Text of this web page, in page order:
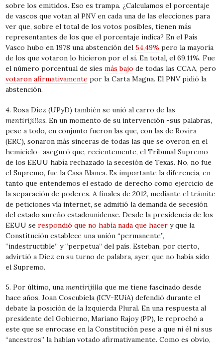
sobre los emitidos. Eso es trampa. ¿Calculamos el porcentaje
de vascos que votan al PNV en cada una de las elecciones para
ver que, sobre el total de los votos posibles, tienen más
representantes de los que el porcentaje indica? En el País
Vasco hubo en 1978 una abstención del 54,49% pero la mayoría
de los que votaron lo hicieron por el sí. En total, el 69,11%. Fue
el número porcentual de síesmás bajo de todas las CCAA, pero
votaron afirmativamente por la Carta Magna. El PNV pidió la
abstención.
4. Rosa Díez (UPyD) también se unió al carro de las
mentirijillas. En un momento de su intervención -sus palabras,
pese a todo, en conjunto fueron las que, con las de Rovira
(ERC), sonaron más sinceras de todas las que se oyeron en el
hemiciclo- aseguró que, recientemente, el Tribunal Supremo
de los EEUU había rechazado la secesión de Texas. No, no fue
el Supremo, fue la Casa Blanca. Es importante la diferencia, en
tanto que entendemos el estado de derecho como ejercicio de
la separación de poderes. A finales de 2012, mediante el trámite
de peticiones vía internet, se admitió la demanda de secesión
del estado sureño estadounidense. Desde la presidencia de los
EEUU serespondió que no había nada que hacer y que la
Constitución establece una unión “permanente”,
“indestructible” y “perpetua” del país. Esteban, por cierto,
advirtió a Díez en su turno de palabra, ayer, que no había sido
el Supremo.
5. Por último, unamentirijilla que me tiene fascinado desde
hace años. Joan Coscubiela (ICV-EUiA) defendió durante el
debate la posición de la Izquierda Plural. En una respuesta al
presidente del Gobierno, Mariano Rajoy (PP), le reprochó a
este que se enrocase en la Constitución pese a que ni él ni sus
“ancestros” la habían votado afirmativamente. Como es obvio,